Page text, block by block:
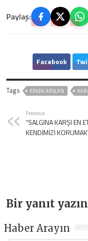
Paylaş:
Facebook
Tags ERKIN ARSLAN
Previous
“SALGINA KARŞI EN
KENDİMİZİ
Bir yanıt yazın
Haber Arayın